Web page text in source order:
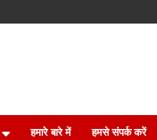
हमारे बारे में हमसे संपर्क करें